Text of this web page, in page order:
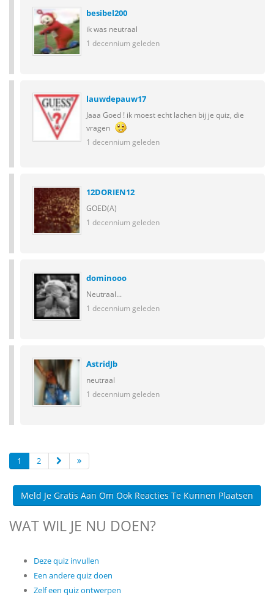
besibel200
ik was neutraal
1 decennium geleden
lauwdepauw17
Jaaa Goed ! ik moest echt lachen bij je quiz, die
vragen
1 decennium geleden
12DORIEN12
GOED(A)
1 decennium geleden
dominooo
Neutraal...
1 decennium geleden
AstridJb
neutraal
1 decennium geleden
1 2
Meld Je Gratis Aan Om Ook Reacties Te Kunnen Plaatsen
WAT WIL JE NU DOEN?
Deze quiz invullen
Een andere quiz doen
Zelf een quiz ontwerpen